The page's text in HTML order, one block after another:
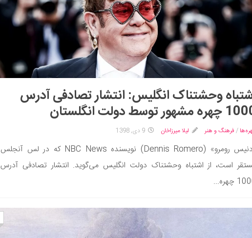
وحشتناک انگلیس: انتشار تصادفی آدرس
مشهور توسط دولت انگلستان
/ فرهنگ و هنر لیلا میرزاخان 9 دی, 1398
«دنیس رومرو» (Dennis Romero) نویسنده NBC News که در لس آنجلس
است، از اشتباه وحشتناک دولت انگلیس می‌گوید. انتشار تصادفی آدرس
چهره...